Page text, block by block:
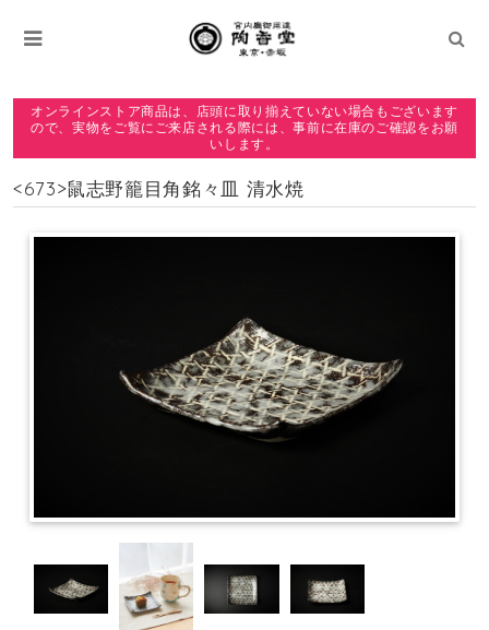
オンラインストア商品は、店頭に取り揃えていない場合もございます
ので、実物をご覧にご来店される際には、事前に在庫のご確認をお願
いします。
<673>鼠志野籠目角銘々皿 清水焼